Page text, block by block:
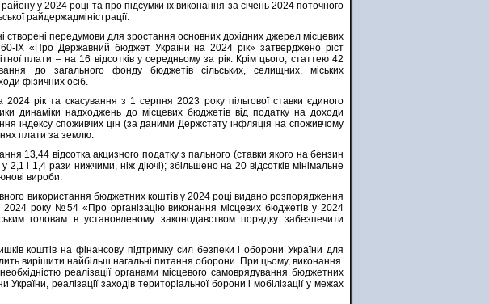
у 2024 році та про підсумки їх виконання за січень 2024 поточного
райдержадміністрації.
створені передумови для зростання основних дохідних джерел місцевих
IX «Про Державний бюджет України на 2024 рік» затверджено ріст
плати – на 16 відсотків у середньому за рік. Крім цього, статтею 42
до загального фонду бюджетів сільських, селищних, міських
фізичних осіб.
рік та скасування з 1 серпня 2023 року пільгової ставки єдиного
динаміки надходжень до місцевих бюджетів від податку на доходи
індексу споживчих цін (за даними Держстату інфляція на споживчому
плати за землю.
13,44 відсотка акцизного податку з пального (ставки якого на бензин
і 1,4 рази нижчими, ніж діючі); збільшено на 20 відсотків мінімальне
вироби.
використання бюджетних коштів у 2024 році видано розпорядження
2024 року №54 «Про організацію виконання місцевих бюджетів у 2024
головам в установленому законодавством порядку забезпечити
коштів на фінансову підтримку сил безпеки і оборони України для
вирішити найбільш нагальні питання оборони. При цьому, виконання
реалізації органами місцевого самоврядування бюджетних
реалізації заходів територіальної борони і мобілізації у межах